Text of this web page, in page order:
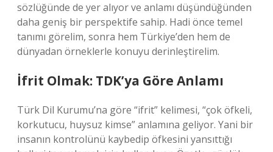
sözlüğünde de yer alıyor ve anlamı düşündüğünden
daha geniş bir perspektife sahip. Hadi önce temel
tanımı görelim, sonra hem Türkiye’den hem de
dünyadan örneklerle konuyu derinleştirelim.
İfrit Olmak: TDK’ya Göre Anlamı
Türk Dil Kurumu’na göre “ifrit” kelimesi, “çok öfkeli,
korkutucu, huysuz kimse” anlamına geliyor. Yani bir
insanın kontrolünü kaybedip öfkesini yansıttığı